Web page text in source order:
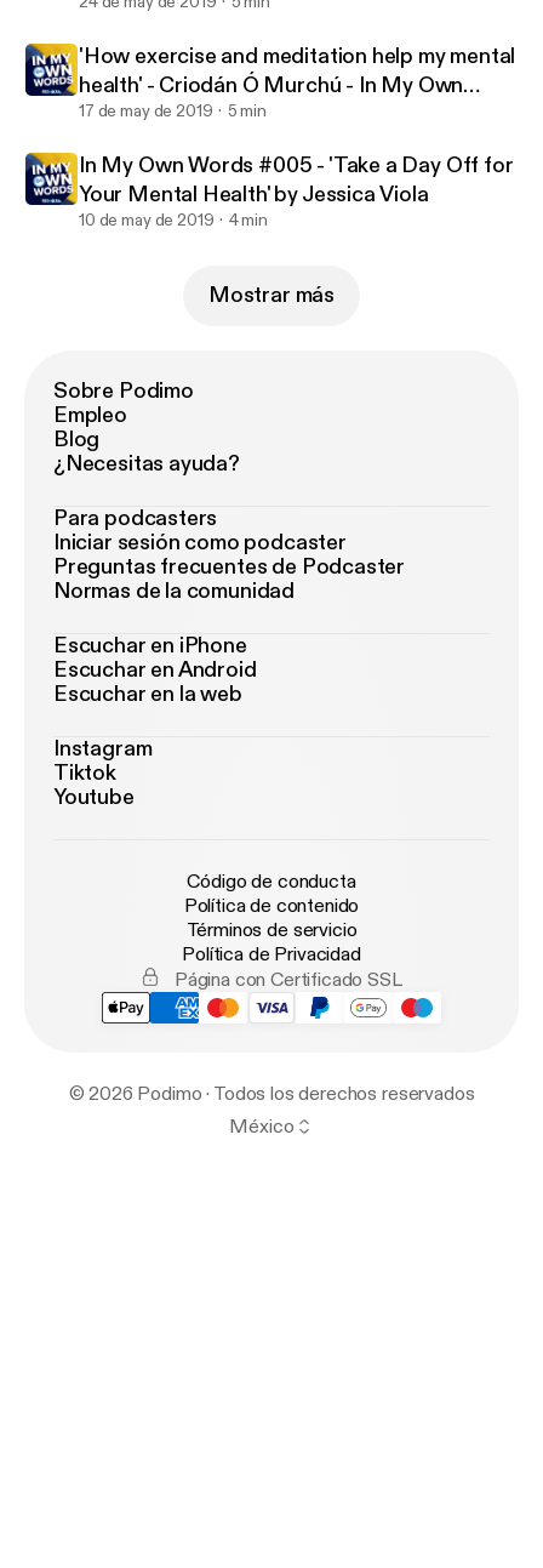
'How exercise and meditation help my mental
health' - Criodán Ó Murchú - In My Own
Words #006
17 de may de 2019 5 min
In My Own Words #005 - 'Take a Day Off for
Your Mental Health' by Jessica Viola
10 de may de 2019 4 min
Mostrar más
Sobre Podimo
Empleo
Blog
¿Necesitas ayuda?
Para podcasters
Iniciar sesión como podcaster
Preguntas frecuentes de Podcaster
Normas de la comunidad
Escuchar en iPhone
Escuchar en Android
Escuchar en la web
Instagram
Tiktok
Youtube
Código de conducta
Política de contenido
Términos de servicio
Política de Privacidad
Página con Certificado SSL
© 2026 Podimo · Todos los derechos reservados
México